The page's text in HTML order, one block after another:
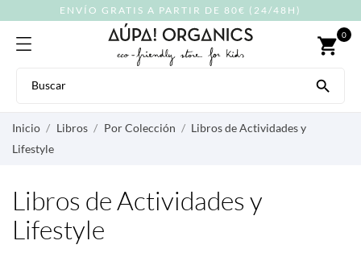
ENVÍO GRATIS A PARTIR DE 80€ (24/48H)
shopping_cart 0

Inicio Libros Por Colección
Libros de Actividades y
Lifestyle
Libros de Actividades y
Lifestyle